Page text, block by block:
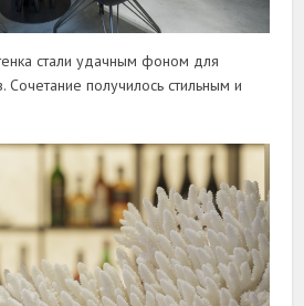
стали удачным фоном для
Сочетание получилось стильным и